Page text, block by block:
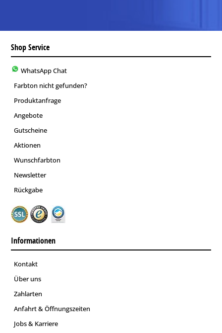
Shop Service
WhatsApp Chat
Farbton nicht gefunden?
Produktanfrage
Angebote
Gutscheine
Aktionen
Wunschfarbton
Newsletter
Rückgabe
Informationen
Kontakt
Über uns
Zahlarten
Anfahrt & Öffnungszeiten
Jobs & Karriere